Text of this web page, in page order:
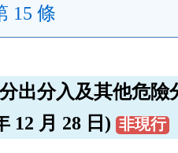
15 條
出分入及其他危險
12 月 28 日) 非現行